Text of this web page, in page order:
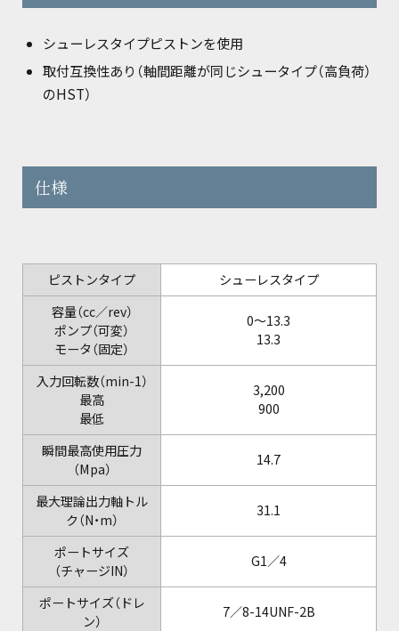
シューレスタイプピストンを使用
取付互換性あり（軸間距離が同じシュータイプ（高負荷）
のHST）
仕様
ピストンタイプ
シューレスタイプ
容量（cc／rev）
ポンプ（可変）
モータ（固定）
0～13.3
13.3
入力回転数（min-1）
最高
最低
3,200
900
瞬間最高使用圧力
（Mpa）
14.7
最大理論出力軸トル
ク（N・m）
31.1
ポートサイズ
（チャージIN）
G1／4
ポートサイズ（ドレ
ン）
7／8-14UNF-2B